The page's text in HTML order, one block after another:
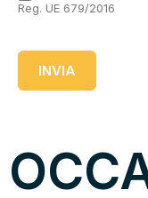
Reg. UE 679/2016
INVIA